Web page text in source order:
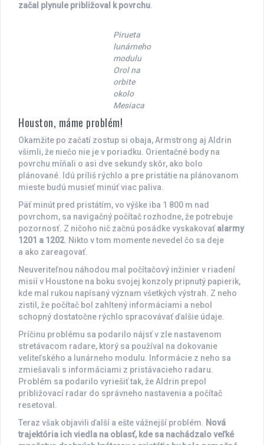
začal plynule približoval k povrchu.
Pirueta
lunárneho
modulu
Orol na
orbite
okolo
Mesiaca
Houston, máme problém!
Okamžite po začatí zostup si obaja, Armstrong aj Aldrin
všimli, že niečo nie je v poriadku. Orientačné body na
povrchu míňali o asi dve sekundy skôr, ako bolo
plánované. Idú príliš rýchlo a pre pristátie na plánovanom
mieste budú musieť minúť viac paliva.
Päť minút pred pristátím, vo výške iba 1 800 m nad
povrchom, sa navigačný počítač rozhodne, že potrebuje
pozornosť. Z ničoho nič začnú posádke vyskakovaťalarmy
1201 a 1202. Nikto v tom momente nevedel čo sa deje
a ako zareagovať.
Neuveriteľnou náhodou mal počítačový inžinier v riadení
misií v Houstone na boku svojej konzoly pripnutý papierik,
kde mal rukou napísaný význam všetkých výstrah. Z neho
zistil, že počítač bol zahltený informáciami a nebol
schopný dostatočne rýchlo spracovávať ďalšie údaje.
Príčinu problému sa podarilo nájsť v zle nastavenom
stretávacom radare, ktorý sa používal na dokovanie
veliteľského a lunárneho modulu. Informácie z neho sa
zmiešavali s informáciami z pristávacieho radaru.
Problém sa podarilo vyriešiť tak, že Aldrin prepol
približovací radar do správneho nastavenia a počítač
resetoval.
Teraz však objavili ďalší a ešte vážnejší problém. Nová
trajektória ich viedla na oblasť, kde sa nachádzalo veľké